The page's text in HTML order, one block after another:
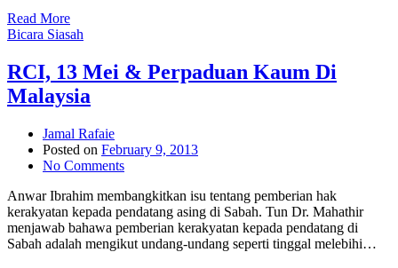
Read More
Bicara Siasah
RCI, 13 Mei & Perpaduan Kaum Di
Malaysia
Jamal Rafaie
Posted on February 9, 2013
No Comments
Anwar Ibrahim membangkitkan isu tentang pemberian hak
kerakyatan kepada pendatang asing di Sabah. Tun Dr. Mahathir
menjawab bahawa pemberian kerakyatan kepada pendatang di
Sabah adalah mengikut undang-undang seperti tinggal melebihi…